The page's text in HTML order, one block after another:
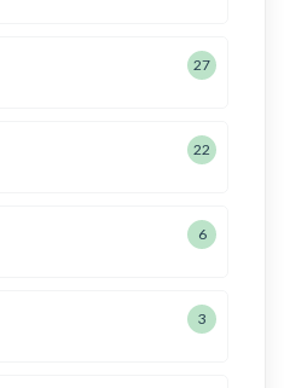
27
22
6
3